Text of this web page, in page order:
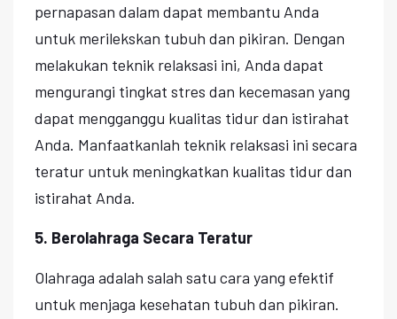
pernapasan dalam dapat membantu Anda
untuk merilekskan tubuh dan pikiran. Dengan
melakukan teknik relaksasi ini, Anda dapat
mengurangi tingkat stres dan kecemasan yang
dapat mengganggu kualitas tidur dan istirahat
Anda. Manfaatkanlah teknik relaksasi ini secara
teratur untuk meningkatkan kualitas tidur dan
istirahat Anda.
5. Berolahraga Secara Teratur
Olahraga adalah salah satu cara yang efektif
untuk menjaga kesehatan tubuh dan pikiran.